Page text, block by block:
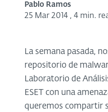
Pablo Ramos
25 Mar 2014 , 4 min.
La semana pasada,
repositorio de
Laboratorio de
ESET con una
queremos compartir